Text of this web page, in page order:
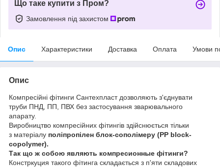
Що таке купити з Пром?
Замовлення під захистом
Опис Характеристики Доставка Оплата Умови
Опис
Компресійні фітинги Сантехпласт дозволяють з'єднувати
труби ПНД, ПП, ПВХ без застосування зварювального
апарату.
Виробництво компресійних фітингів здійснюється тільки
з матеріалу поліпропілен блок-сополімеру (PP block-
copolymer).
Так що ж собою являють компресионные фітинги?
Констркуция такого фітинга складається з п'яти складових